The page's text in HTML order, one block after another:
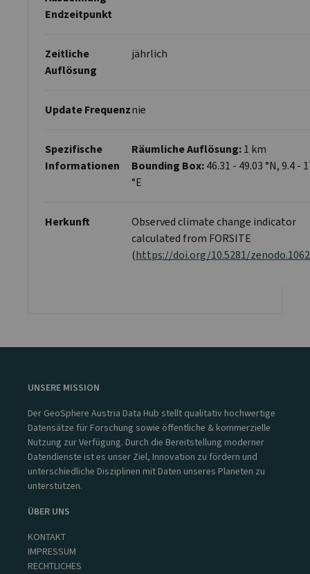
Endzeitpunkt
Zeitliche
Auflösung
jährlich
Update Frequenznie
Spezifische
Informationen
Räumliche Auflösung:1 km
Bounding Box:46.31 - 49.03 °N, 9.4 -
°E
Herkunft
Observed climate change indicator
calculated from FORSITE
(https://doi.org/10.5281/
UNSERE MISSION
Der GeoSphere Austria Data Hub stellt qualitativ hochwertige
Datensätze für Forschung sowie öffentliche & kommerzielle
Nutzung zur Verfügung. Durch die Bereitstellung moderner
Datendienste ist es unser Ziel, Innovation zu fördern und
unterschiedliche Disziplinen mit Daten unseres Planeten zu
unterstützen.
ÜBER UNS
KONTAKT
IMPRESSUM
RECHTLICHES